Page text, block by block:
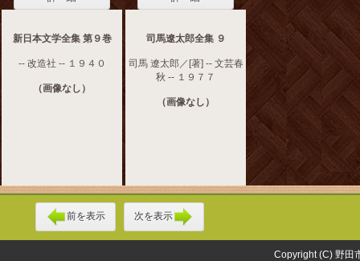
新日本文学全集 第９巻
-- 改造社 -- １９４０
（画像なし）
司馬遼太郎全集 ９
司馬 遼太郎／[著] -- 文芸春
秋 -- １９７７
（画像なし）
前を表示 次を表示
Copyright (C) 野田